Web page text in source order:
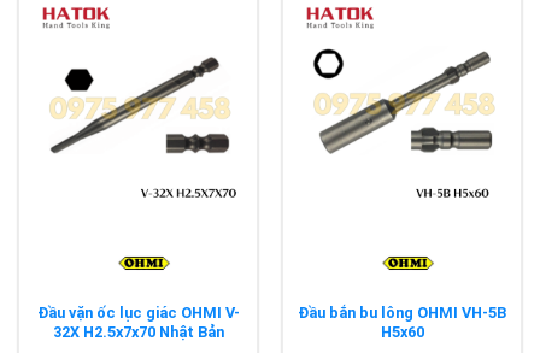
Đầu vặn ốc lục giác OHMI V-
32X H2.5x7x70 Nhật Bản
Đầu bắn bu lông OHMI VH-5B
H5x60